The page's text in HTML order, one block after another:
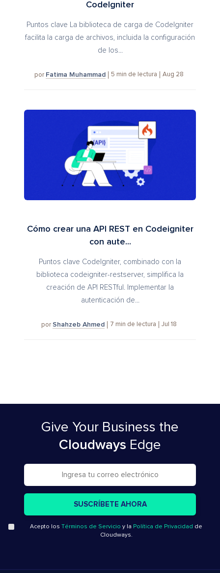
CodeIgniter
Puntos clave La biblioteca de carga de CodeIgniter
facilita la carga de archivos, incluida la configuración
de los...
por Fatima Muhammad 5 min de lectura Aug 28
Cómo crear una API REST en Codeigniter
con aute...
Puntos clave CodeIgniter, combinado con la
biblioteca codeigniter-restserver, simplifica la
creación de API RESTful. Implementar la
autenticación de...
por Shahzeb Ahmed 7 min de lectura Jul 18
Give Your Business the
Cloudways Edge
Acepto los Términos de Servicio y la Política de Privacidad de
Cloudways.